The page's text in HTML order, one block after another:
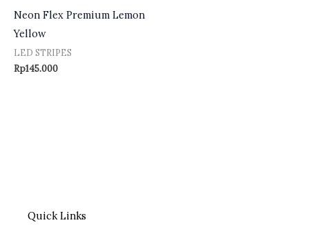
Neon Flex Premium Lemon
Yellow
LED STRIPES
Rp145.000
Quick Links